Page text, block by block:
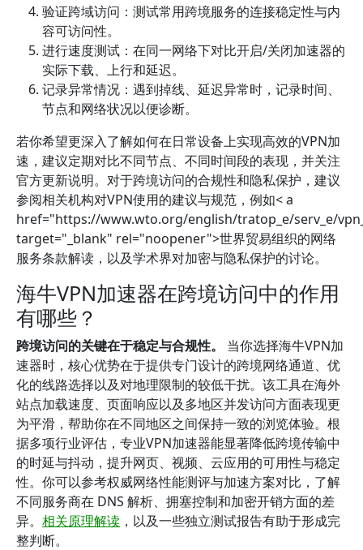
验证跨域访问：测试常用跨境服务的连接稳定性与内
容可访问性。
进行速度测试：在同一网络下对比开启/关闭加速器的
实际下载、上行和延迟。
记录异常情况：遇到掉线、延迟异常时，记录时间、
节点和网络状况以便诊断。
若你希望更深入了解如何在日常设备上实现高效的VPN加
速，建议定期对比不同节点、不同时间段的表现，并关注
官方更新说明。对于跨境访问的合规性和隐私保护，建议
参阅相关机构对VPN使用的建议与规范，例如< a
href="https://www.wto.org/english/tratop_e/serv_e/
target="_blank" rel="noopener">世界贸易组织的网络
服务条款解读，以及学术界对加密与隐私保护的讨论。
海牛VPN加速器在跨境访问中的作用
有哪些？
跨境访问的关键在于稳定与合规性。
当你选择海牛VPN加
速器时，核心优势在于提供专门设计的跨境网络通道、优
化的线路选择以及对地理限制的较低干扰。该工具在海外
站点加载速度、页面响应以及多地区并发访问方面表现更
为平滑，帮助你在不同地区之间保持一致的浏览体验。根
据多项行业评估，专业VPN加速器能显著降低跨境传输中
的时延与抖动，提升网页、视频、云应用的可用性与稳定
性。你可以参考权威网络性能测评与加速方案对比，了解
不同服务商在 DNS 解析、拥塞控制和加密开销方面的差
异。 相关原理解读 ，以及一些独立测试报告有助于形成完
整判断。